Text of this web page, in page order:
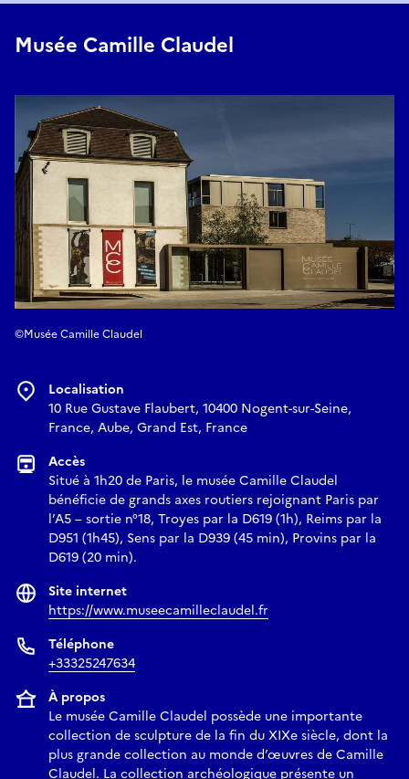
Musée Camille Claudel
©Musée Camille Claudel
Localisation
10 Rue Gustave Flaubert, 10400 Nogent-sur-Seine,
France, Aube, Grand Est, France
Accès
Situé à 1h20 de Paris, le musée Camille Claudel
bénéficie de grands axes routiers rejoignant Paris par
l’A5 – sortie n°18, Troyes par la D619 (1h), Reims par la
D951 (1h45), Sens par la D939 (45 min), Provins par la
D619 (20 min).
Site internet
https://www.museecamilleclaudel.fr
Téléphone
+33325247634
À propos
Le musée Camille Claudel possède une importante
collection de sculpture de la fin du XIXe siècle, dont la
plus grande collection au monde d’œuvres de Camille
Claudel. La collection archéologique présente un